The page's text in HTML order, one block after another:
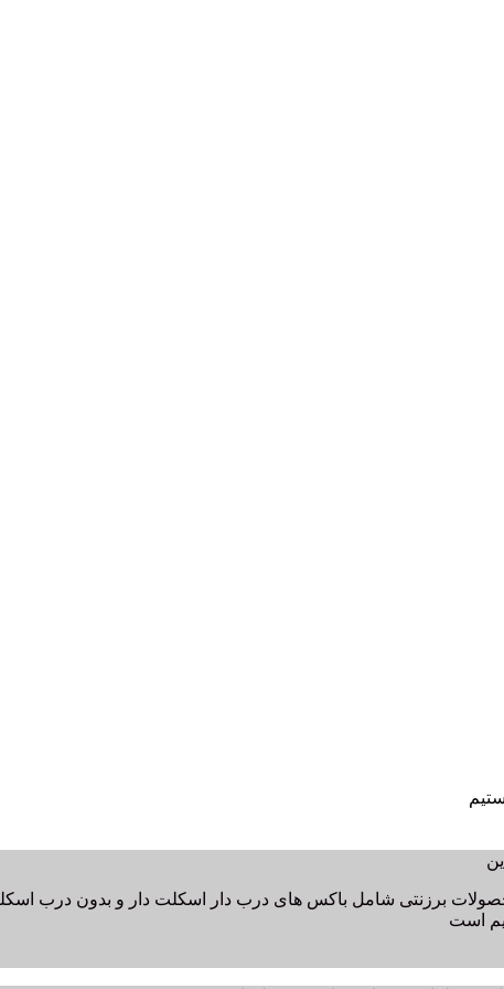
محصولات برزنتی شامل باکس های درب دار اسکلت دار و بدون درب
است